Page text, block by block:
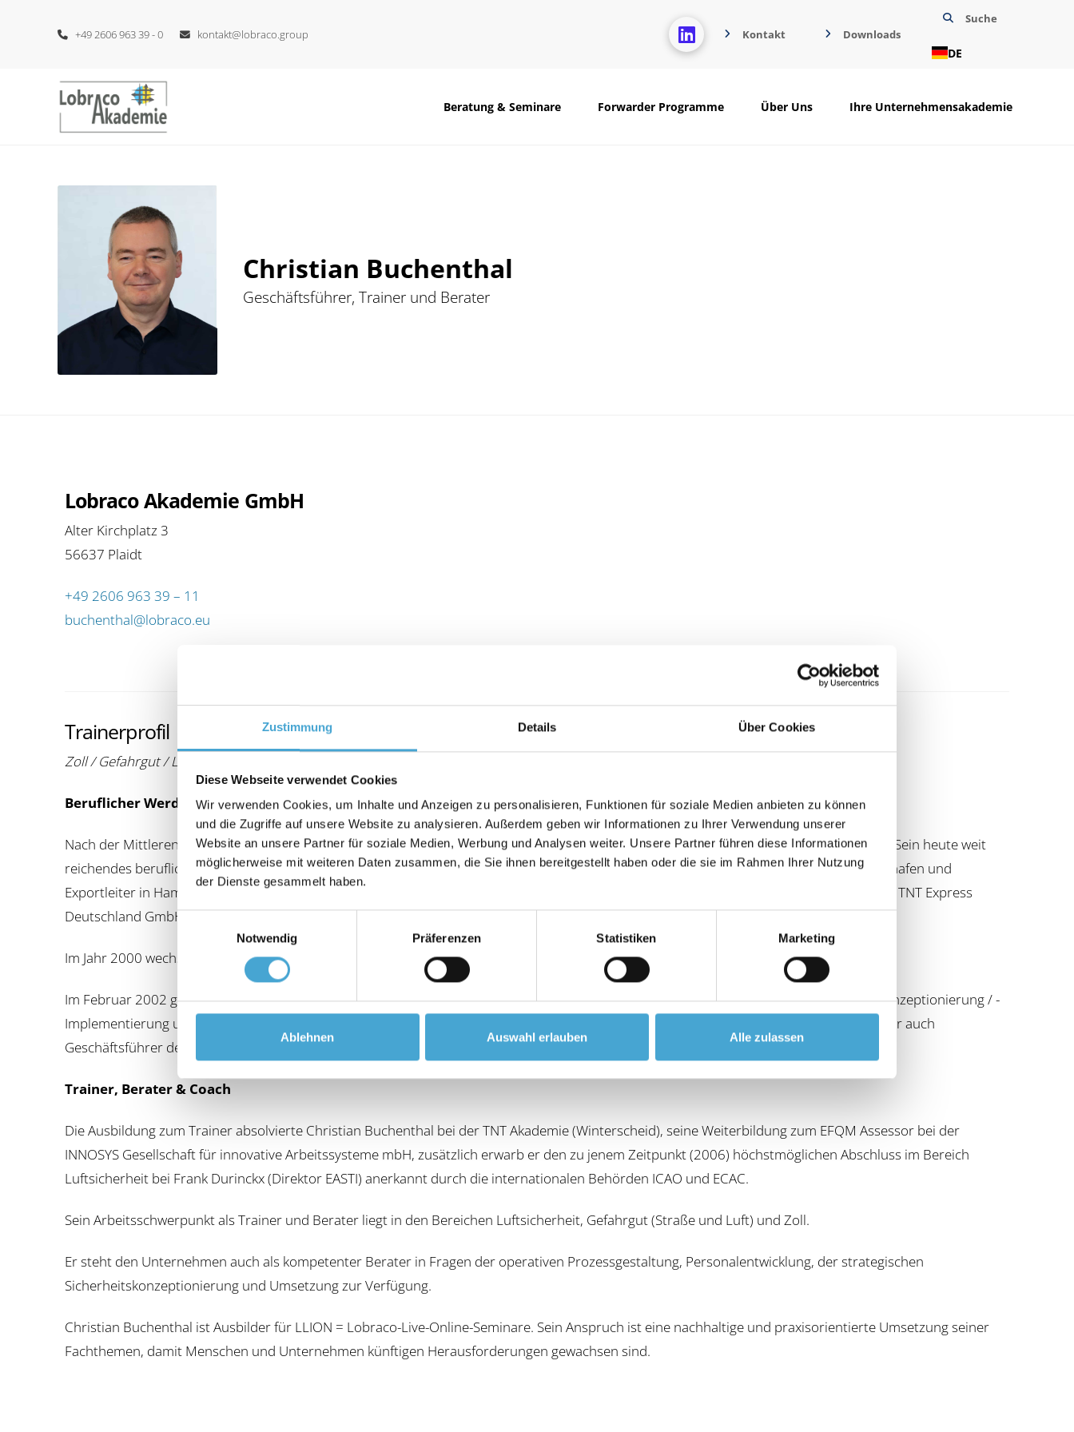
Zustimmung Details Über Cookies
Diese Webseite verwendet Cookies
Wir verwenden Cookies, um Inhalte und Anzeigen zu personalisieren, Funktionen für soziale Medien anbieten zu können
und die Zugriffe auf unsere Website zu analysieren. Außerdem geben wir Informationen zu Ihrer Verwendung unserer
Website an unsere Partner für soziale Medien, Werbung und Analysen weiter. Unsere Partner führen diese Informationen
möglicherweise mit weiteren Daten zusammen, die Sie ihnen bereitgestellt haben oder die sie im Rahmen Ihrer Nutzung
der Dienste gesammelt haben.
Einwilligungsauswahl
Notwendig
Präferenzen Statistiken Marketing
Ablehnen Auswahl erlauben Alle zulassen
+49 2606 963 39 - 0 kontakt@lobraco.group Kontakt Downloads
Suche
DE
Beratung & Seminare Forwarder Programme Über Uns Ihre Unternehmensakademie
Christian Buchenthal
Geschäftsführer, Trainer und Berater
Lobraco Akademie GmbH
Alter Kirchplatz 3
56637 Plaidt
+49 2606 963 39 – 11
buchenthal@lobraco.eu
Trainerprofil
Zoll / Gefahrgut / Luftsicherheit / Disposition
Beruflicher Werdegang
Nach der Mittleren Reife in Köln- Vogelsang absolvierte Christian Buchenthal (Jahrgang 1968) eine kaufmännische Lehre im Einzelhandel. Sein heute weit
reichendes berufliches Wissen und seine Erfahrungen sammelte er u. a. als Mitarbeiter im Import, als Zolldeklarant am Köln/Bonner Flughafen und
Exportleiter in Hamburg, sowie als Depot Operation Manager in Koblenz (TNT Ipec GmbH, XP Express, TNT Express GmbH, GD Worldwide, TNT Express
Deutschland GmbH).
Im Jahr 2000 wechselte er aus dem Fachbereich in den neu gegründeten Weiterbildungsbereich der TNT Akademie GmbH.
Im Februar 2002 gründete Christian Buchenthal als Unternehmer die Lobraco e.K. „LogistikBrainCompany“ für Beratung, Sicherheitskonzeptionierung / -
Implementierung und Training in der Logistikbranche tätig. 2010 wurde aus der Lobraco e.K. die Lobraco Akademie GmbH. Seit 2015 ist er auch
Geschäftsführer der Lobraco Live Online GmbH.
Trainer, Berater & Coach
Die Ausbildung zum Trainer absolvierte Christian Buchenthal bei der TNT Akademie (Winterscheid), seine Weiterbildung zum EFQM Assessor bei der
INNOSYS Gesellschaft für innovative Arbeitssysteme mbH, zusätzlich erwarb er den zu jenem Zeitpunkt (2006) höchstmöglichen Abschluss im Bereich
Luftsicherheit bei Frank Durinckx (Direktor EASTI) anerkannt durch die internationalen Behörden ICAO und ECAC.
Sein Arbeitsschwerpunkt als Trainer und Berater liegt in den Bereichen Luftsicherheit, Gefahrgut (Straße und Luft) und Zoll.
Er steht den Unternehmen auch als kompetenter Berater in Fragen der operativen Prozessgestaltung, Personalentwicklung, der strategischen
Sicherheitskonzeptionierung und Umsetzung zur Verfügung.
Christian Buchenthal ist Ausbilder für LLION = Lobraco-Live-Online-Seminare. Sein Anspruch ist eine nachhaltige und praxisorientierte Umsetzung seiner
Fachthemen, damit Menschen und Unternehmen künftigen Herausforderungen gewachsen sind.